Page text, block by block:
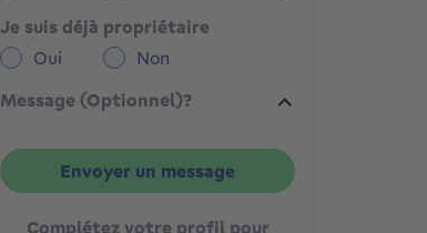
Je suis déjà propriétaire
Oui
Non
Message (Optionnel)?
Envoyer un message
Complétez votre profil pour